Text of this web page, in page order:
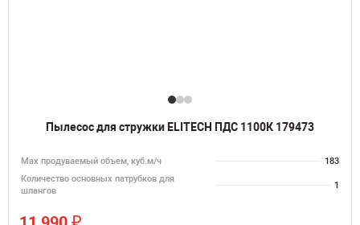
Пылесос для стружки ELITECH ПДС 1100К 179473
Мах продуваемый объем, куб.м/ч
183
Количество основных патрубков для
шлангов
1